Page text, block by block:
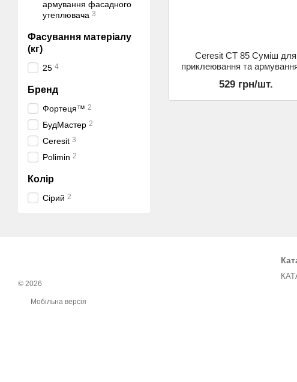
Ceresit СТ 85 Суміш для
приклеювання та
529 грн/шт.
армування фасадного
утеплювача 3
Фасування матеріалу
(кг)
25 4
Бренд
Фортеця™ 2
БудМастер 2
Ceresit 3
Polimin 2
Колір
Сірий 2
© 2026
Мобільна версія